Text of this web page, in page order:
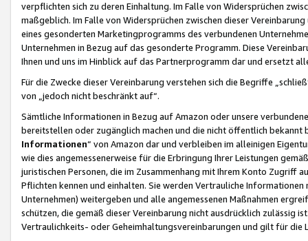
verpflichten sich zu deren Einhaltung. Im Falle von Widersprüchen
maßgeblich. Im Falle von Widersprüchen zwischen dieser
eines gesonderten Marketingprogramms des verbundenen
Unternehmen in Bezug auf das gesonderte Programm. Diese
Ihnen und uns im Hinblick auf das Partnerprogramm dar und ersetzt
Für die Zwecke dieser Vereinbarung verstehen sich die Begriffe
von „jedoch nicht beschränkt auf“.
Sämtliche Informationen in Bezug auf Amazon oder unsere
bereitstellen oder zugänglich machen und die nicht öffentlich
Informationen“ von Amazon dar und verbleiben im alleinigen
wie dies angemessenerweise für die Erbringung Ihrer Leistungen
juristischen Personen, die im Zusammenhang mit Ihrem Konto
Pflichten kennen und einhalten. Sie werden Vertrauliche
Unternehmen) weitergeben und alle angemessenen Maßnahmen
schützen, die gemäß dieser Vereinbarung nicht ausdrücklich zulässig
Vertraulichkeits- oder Geheimhaltungsvereinbarungen und gilt für die